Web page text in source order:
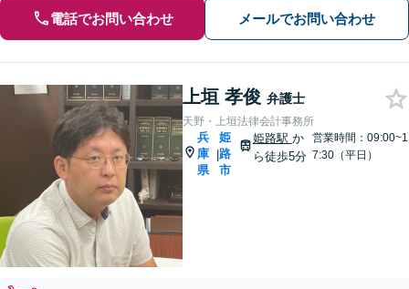
電話でお問い合わせ メールでお問い合わせ
上垣 孝俊 弁護士
天野・上垣法律会計事務所
兵
庫
県
|
姫
路
市
姫路駅 か
ら徒歩5分
営業時間：09:00~1
7:30（平日）